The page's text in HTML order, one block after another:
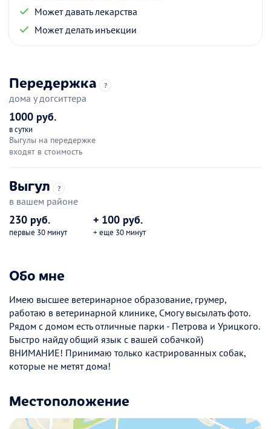
Может давать лекарства
Может делать инъекции
Передержка ?
дома у догситтера
1000 руб.
в сутки
Выгулы на передержке
входят в стоимость
Выгул ?
в вашем районе
230 руб.
первые 30 минут
+ 100 руб.
+ еще 30 минут
Обо мне
Имею высшее ветеринарное образование, грумер,
работаю в ветеринарной клинике, Смогу высылать фото.
Рядом с домом есть отличные парки - Петрова и Урицкого.
Быстро найду общий язык с вашей собачкой)
ВНИМАНИЕ! Принимаю только кастрированных собак,
которые не метят дома!
Местоположение